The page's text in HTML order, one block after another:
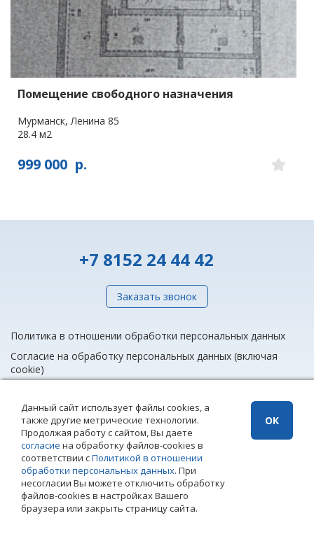
Помещение свободного назначения
Мурманск, Ленина 85
28.4 м2
999 000 р.
+7 8152 24 44 42
Заказать звонок
Политика в отношении обработки персональных данных
Согласие на обработку персональных данных (включая
cookie)
info@rieltnet.ru
© 2005 - 2026 ООО Агентство недвижимости «Риэлт» Мурманск, ул.
Полярные Зори, 20, офис 1, телефон единой линии недвижимости
(8152) 24 44 42,
Использование материалов возможно только при установке прямой
ссылки на страницу-источник. Использование сайта означает
согласие сПолитикой конфиденциальности
недвижимости «Риэлт»
Данный сайт использует файлы cookies, а
также другие метрические технологии.
Продолжая работу с сайтом, Вы даете
согласие на обработку файлов-cookies в
соответствии сПолитикой в отношении
обработки персональных данных. При
несогласии Вы можете отключить обработку
файлов-cookies в настройках Вашего
браузера или закрыть страницу сайта.
ОК